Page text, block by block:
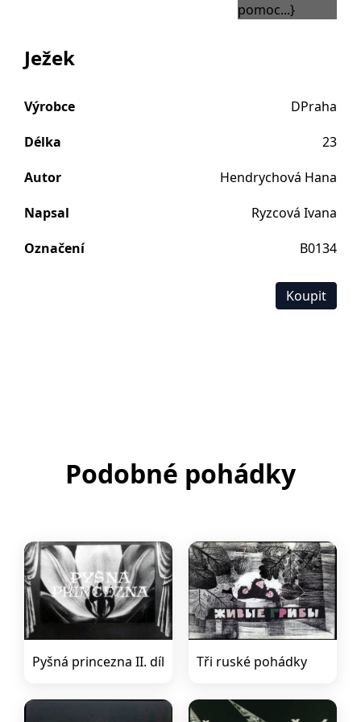
Ježek
Výrobce
DPraha
Délka
23
Autor
Hendrychová Hana
Napsal
Ryzcová Ivana
Označení
B0134
Koupit
Podobné pohádky
Pyšná princezna II. díl Tři ruské pohádky